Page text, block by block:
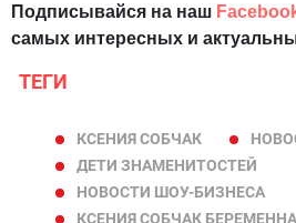
Подписывайся на наш
самых интересных и
ТЕГИ
КСЕНИЯ СОБЧАК
ДЕТИ ЗНАМЕНИТОСТЕЙ
НОВОСТИ ШОУ-БИЗНЕСА
КСЕНИЯ СОБЧАК БЕРЕМЕННА